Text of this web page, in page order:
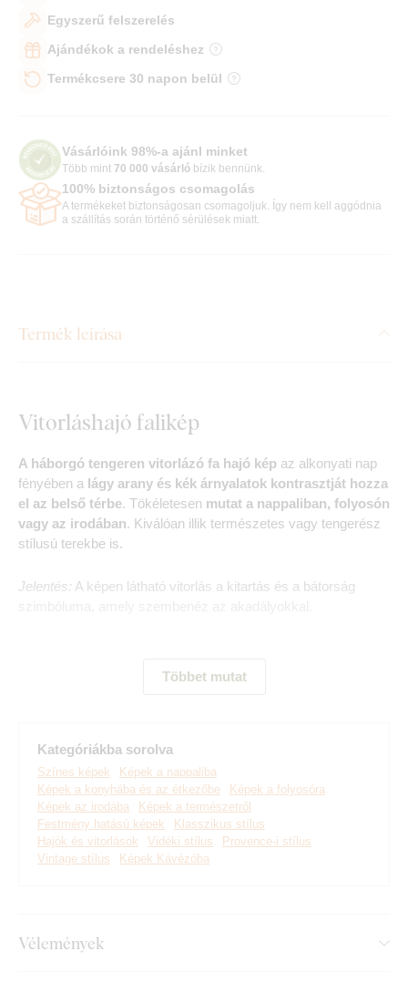
Egyszerű felszerelés
Ajándékok a rendeléshez
Termékcsere 30 napon belül
Vásárlóink 98%-a ajánl minket
Több mint 70 000 vásárló bízik bennünk.
100% biztonságos csomagolás
A termékeket biztonságosan csomagoljuk. Így nem kell aggódnia
a szállítás során történő sérülések miatt.
Termék leírása
Vitorláshajó falikép
A háborgó tengeren vitorlázó fa hajó kép az alkonyati nap
fényében a lágy arany és kék árnyalatok kontrasztját hozza
el az belső térbe. Tökéletesen mutat a nappaliban, folyosón
vagy az irodában. Kiválóan illik természetes vagy tengerész
stílusú terekbe is.
Jelentés: A képen látható vitorlás a kitartás és a bátorság
Prémium minőségű DUBLEZ faliképeket készítünk, valódi
formázzuk, ennek köszönhetően a képek oldalán elegáns,
Többet mutat
Kategóriákba sorolva
Színes képek
Képek a nappaliba
Képek a konyhába és az étkezőbe
Képek a folyosóra
Képek az irodába
Képek a természetről
Festmény hatású képek
Klasszikus stílus
Hajók és vitorlások
Vidéki stílus
Provence-i stílus
Vintage stílus
Képek Kávézóba
Vélemények